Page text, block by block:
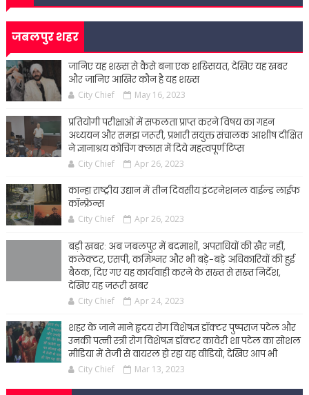
जबलपुर शहर
जानिए यह शख्स से कैसे बना एक शख्सियत, देखिए यह खबर
और जानिए आखिर कौन है यह शख्स
City Chief May 16, 2023
प्रतियोगी परीक्षाओं में सफलता प्राप्त करने विषय का गहन
अध्ययन और समझ जरूरी, प्रभारी सयुंक्त संचालक आशीष दीक्षित
ने ज्ञानाश्रय कोचिंग क्लास में दिये महत्वपूर्ण टिप्स
City Chief Apr 26, 2023
कान्हा राष्ट्रीय उद्यान में तीन दिवसीय इंटरनेशनल वाईल्ड लाईफ
कॉन्फ्रेन्स
City Chief Apr 26, 2023
बड़ी खबर: अब जबलपुर में बदमाशों, अपराधियों की खैर नहीं,
कलेक्टर, एसपी, कमिश्नर और भी बड़े-बड़े अधिकारियों की हुई
बैठक, दिए गए यह कार्यवाही करने के सख्त से सख्त निर्देश,
देखिए यह जरूरी खबर
City Chief Apr 24, 2023
शहर के जाने माने हृदय रोग विशेषज्ञ डॉक्टर पुष्पराज पटेल और
उनकी पत्नी स्त्री रोग विशेषज्ञ डॉक्टर कावेरी शा पटेल का सोशल
मीडिया में तेजी से वायरल हो रहा यह वीडियो, देखिए आप भी
City Chief Mar 13, 2023